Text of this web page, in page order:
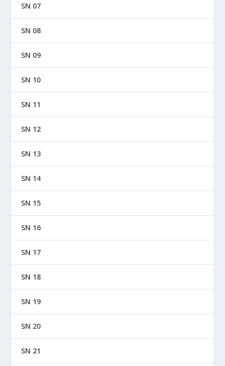
SN 07
SN 08
SN 09
SN 10
SN 11
SN 12
SN 13
SN 14
SN 15
SN 16
SN 17
SN 18
SN 19
SN 20
SN 21